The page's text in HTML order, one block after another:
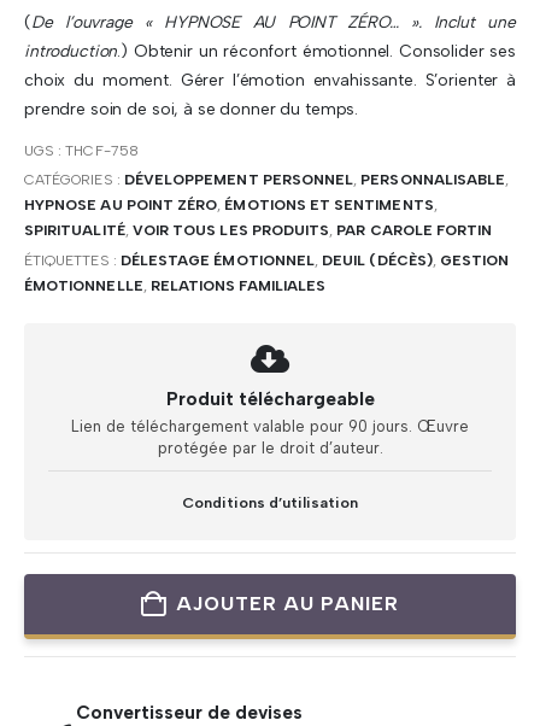
(De l’ouvrage « HYPNOSE AU POINT ZÉRO… ». Inclut une
introduction.) Obtenir un réconfort émotionnel. Consolider ses
choix du moment. Gérer l’émotion envahissante. S’orienter à
prendre soin de soi, à se donner du temps.
UGS :THCF-758
CATÉGORIES : DÉVELOPPEMENT PERSONNEL, PERSONNALISABLE,
HYPNOSE AU POINT ZÉRO, ÉMOTIONS ET SENTIMENTS,
SPIRITUALITÉ, VOIR TOUS LES PRODUITS, PAR CAROLE FORTIN
ÉTIQUETTES : DÉLESTAGE ÉMOTIONNEL, DEUIL (DÉCÈS), GESTION
ÉMOTIONNELLE RELATIONS FAMILIALES
Produit téléchargeable
Lien de téléchargement valable pour 90 jours. Œuvre
protégée par le droit d’auteur.
Conditions d’utilisation
AJOUTER AU PANIER
Convertisseur de devises